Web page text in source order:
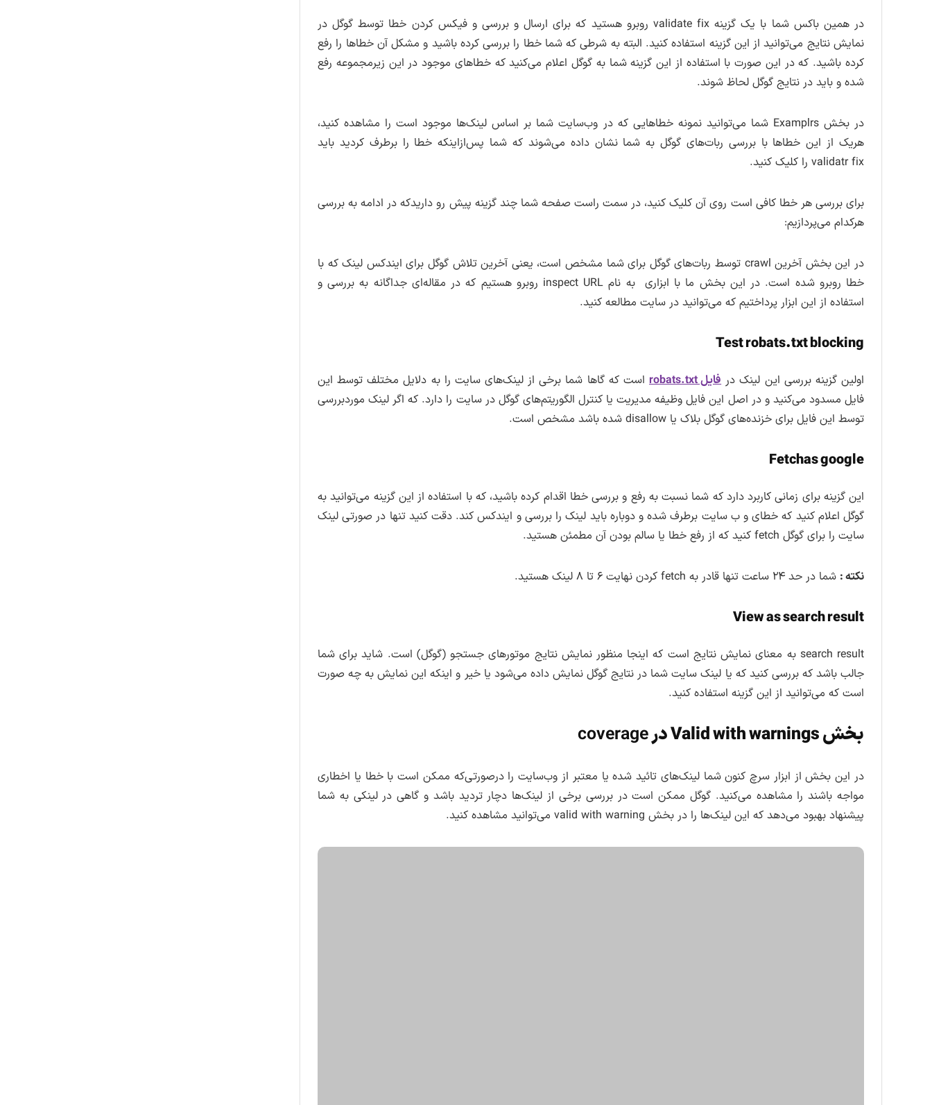
در همین باکس شما با یک گزینه validate fix روبرو هستید که برای ارسال و بررسی و فیکس کردن خطا توسط گوگل در
نمایش نتایج می‌توانید از این گزینه استفاده کنید. البته به شرطی که شما خطا را بررسی کرده باشید و مشکل آن خطاها را رفع
کرده باشید. که در این صورت با استفاده از این گزینه شما به گوگل اعلام می‌کنید که خطاهای موجود در این زیرمجموعه رفع
شده و باید در نتایج گوگل لحاظ شوند.
در بخش Examplrs شما می‌توانید نمونه خطاهایی که در وب‌سایت شما بر اساس لینک‌ها موجود است را مشاهده کنید،
هریک از این خطاها با بررسی ربات‌های گوگل به شما نشان داده می‌شوند که شما پس‌ازاینکه خطا را برطرف کردید باید
validatr fix را کلیک کنید.
برای بررسی هر خطا کافی است روی آن کلیک کنید، در سمت راست صفحه شما چند گزینه پیش رو داریدکه در ادامه به بررسی
هرکدام می‌پردازیم:
در این بخش آخرین crawl توسط ربات‌های گوگل برای شما مشخص است، یعنی آخرین تلاش گوگل برای ایندکس لینک که با
خطا روبرو شده است. در این بخش ما با ابزاری به نام inspect URL روبرو هستیم که در مقاله‌ای جداگانه به بررسی و
استفاده از این ابزار پرداختیم که می‌توانید در سایت مطالعه کنید.
Test robats.txt blocking
اولین گزینه بررسی این لینک درفایل robats.txt
است که گاها شما برخی از لینک‌های سایت را به دلایل مختلف توسط این
فایل مسدود می‌کنید و در اصل این فایل وظیفه مدیریت یا کنترل الگوریتم‌های گوگل در سایت را دارد. که اگر لینک موردبررسی
توسط این فایل برای خزنده‌های گوگل بلاک یا disallow شده باشد مشخص است.
Fetchas google
این گزینه برای زمانی کاربرد دارد که شما نسبت به رفع و بررسی خطا اقدام کرده باشید، که با استفاده از این گزینه می‌توانید به
گوگل اعلام کنید که خطای و ب سایت برطرف شده و دوباره باید لینک را بررسی و ایندکس کند. دقت کنید تنها در صورتی لینک
سایت را برای گوگل fetch کنید که از رفع خطا یا سالم بودن آن مطمئن هستید.
نکته : شما در حد ۲۴ ساعت تنها قادر به fetch کردن نهایت ۶ تا ۸ لینک هستید.
View as search result
search result به معنای نمایش نتایج است که اینجا منظور نمایش نتایج موتورهای جستجو (گوگل) است. شاید برای شما
جالب باشد که بررسی کنید که یا لینک سایت شما در نتایج گوگل نمایش داده می‌شود یا خیر و اینکه این نمایش به چه صورت
است که می‌توانید از این گزینه استفاده کنید.
بخش Valid with warnings در coverage
در این بخش از ابزار سرچ کنون شما لینک‌های تائید شده یا معتبر از وب‌سایت را درصورتی‌که ممکن است با خطا یا اخطاری
مواجه باشند را مشاهده می‌کنید. گوگل ممکن است در بررسی برخی از لینک‌ها دچار تردید باشد و گاهی در لینکی به شما
پیشنهاد بهبود می‌دهد که این لینک‌ها را در بخش valid with warning می‌توانید مشاهده کنید.